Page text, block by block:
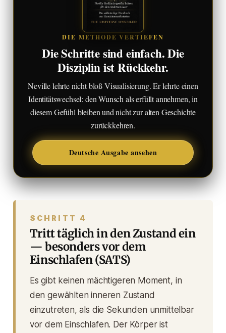
DIE METHODE VERTIEFEN
Die Schritte sind einfach. Die
Disziplin ist Rückkehr.
Neville lehrte nicht bloß Visualisierung. Er lehrte einen
Identitätswechsel: den Wunsch als erfüllt annehmen, in
diesem Gefühl bleiben und nicht zur alten Geschichte
zurückkehren.
Deutsche Ausgabe ansehen
SCHRITT 4
Tritt täglich in den Zustand ein
— besonders vor dem
Einschlafen (SATS)
Es gibt keinen mächtigeren Moment, in
den gewählten inneren Zustand
einzutreten, als die Sekunden unmittelbar
vor dem Einschlafen. Der Körper ist